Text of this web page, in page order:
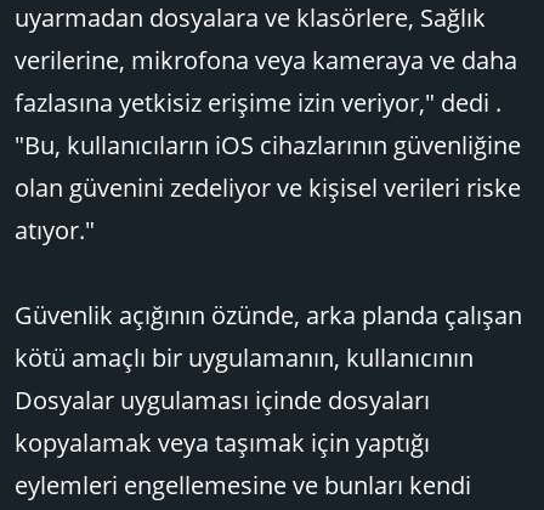
uyarmadan dosyalara ve klasörlere, Sağlık
verilerine, mikrofona veya kameraya ve daha
fazlasına yetkisiz erişime izin veriyor," dedi .
"Bu, kullanıcıların iOS cihazlarının güvenliğine
olan güvenini zedeliyor ve kişisel verileri riske
atıyor."
Güvenlik açığının özünde, arka planda çalışan
kötü amaçlı bir uygulamanın, kullanıcının
Dosyalar uygulaması içinde dosyaları
kopyalamak veya taşımak için yaptığı
eylemleri engellemesine ve bunları kendi